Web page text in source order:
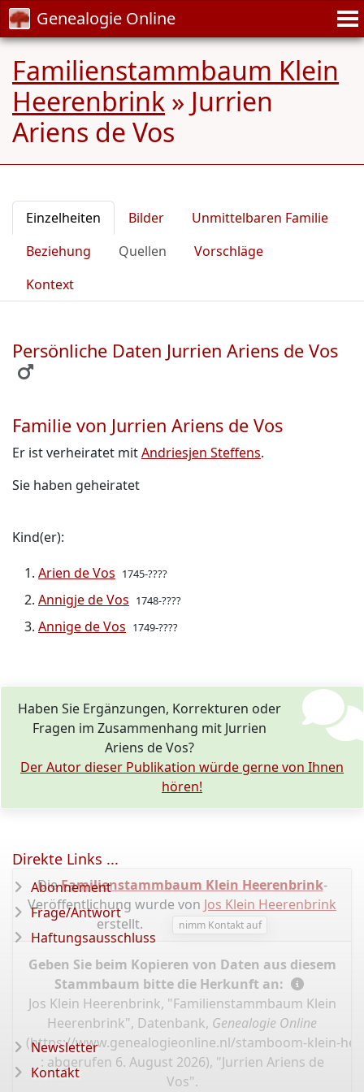
Genealogie Online
Familienstammbaum Klein
Heerenbrink » Jurrien
Ariens de Vos
Einzelheiten Bilder
Unmittelbaren Familie
Beziehung
Quellen
Vorschläge
Kontext
Persönliche Daten Jurrien Ariens de Vos
Familie von Jurrien Ariens de Vos
Er ist verheiratet mitAndriesjen Steffens.
Sie haben geheiratet
Kind(er):
Arien de Vos 1745-????
Annigje de Vos 1748-????
Annige de Vos 1749-????
Haben Sie Ergänzungen, Korrekturen oder
Fragen im Zusammenhang mit Jurrien
Ariens de Vos?
Der Autor dieser Publikation würde gerne von Ihnen
hören!
DieFamilienstammbaum Klein Heerenbrink-
Veröffentlichung wurde von Jos Klein Heerenbrink
erstellt.
nimm Kontakt auf
Geben Sie beim Kopieren von Daten aus diesem
Stammbaum bitte die Herkunft an:
Jos Klein Heerenbrink, "Familienstammbaum Klein
Heerenbrink", Datenbank, Genealogie Online
(https://www.genealogieonline.nl/stamboom-klein-
: abgerufen 6. August 2026), "Jurrien Ariens de
Vos".
Direkte Links ...
Abonnement
Frage/Antwort
Haftungsausschluss
Newsletter
Kontakt